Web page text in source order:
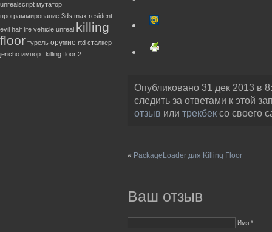
unrealscript мутатор
программирование 3ds max resident
evil half life vehicle unreal killing
floor турель оружие rtd сталкер
jericho импорт killing floor 2
Опубликовано 31 дек 2013 в
следить за ответами к этой
отзыв или трекбек со своего
« PackageLoader для Killing Floor
Ваш отзыв
Имя *